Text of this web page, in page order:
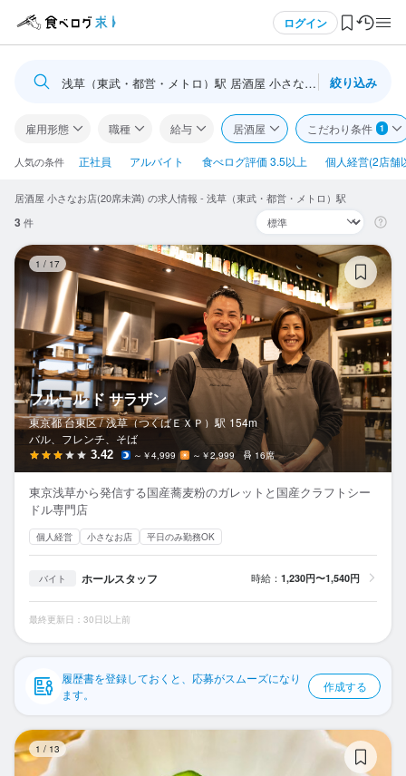
ログイン
ログイン・無料会員登録
食べログ求人TOP
求人検索
閲覧履歴
気になる求人
検索履歴・保存した条件
応募履歴
WEB履歴書
スカウト・メルマガ受信設定
ヘルプ・お問い合わせフォーム
掲載をご検討の店舗様へ
食べログ求人PRESS
プライバシーポリシー
利用規約
浅草（東武・都営・メトロ）駅 居酒屋 小さなお店(20席未満)
絞り込み
雇用形態 職種 給与 居酒屋 こだわり条件 1
人気の条件 正社員 アルバイト 食べログ評価 3.5以上 個人経営(2店舗
居酒屋 小さなお店(20席未満) の求人情報 - 浅草（東武・都営・メトロ）駅
3 件
1 / 17
フルール ド サラザン
東京都 台東区 / 浅草（つくばＥＸＰ） 駅 154m
バル、フレンチ、そば
3.42 ～￥4,999 ～￥2,999 16席
東京浅草から発信する国産蕎麦粉のガレットと国産クラフトシー
ドル専門店
個人経営 小さなお店 平日のみ勤務OK
バイト ホールスタッフ 時給： 1,230円〜1,540円
最終更新日：30日以上前
履歴書を登録しておくと、応募がスムーズになり
ます。
作成する
1 / 13